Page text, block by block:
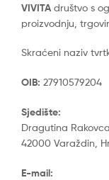
VIVITA društvo s
proizvodnju,
Skraćeni naziv
OIB: 27910579204
Sjedište:
Dragutina
42000 Varaždin,
E-mail: